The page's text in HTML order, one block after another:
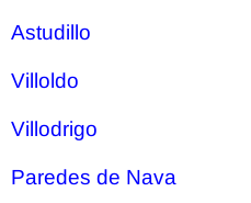
Astudillo
Villoldo
Villodrigo
Paredes de Nava